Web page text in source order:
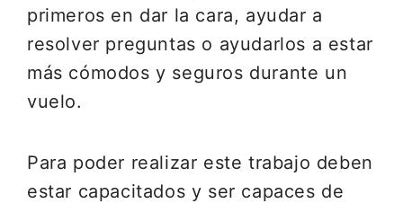
primeros en dar la cara, ayudar a
resolver preguntas o ayudarlos a estar
más cómodos y seguros durante un
vuelo.
Para poder realizar este trabajo deben
estar capacitados y ser capaces de